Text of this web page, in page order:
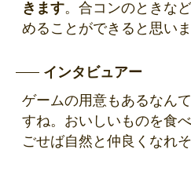
きます。合コンのときな
めることができると思いま
インタビュアー
ゲームの用意もあるなん
すね。おいしいものを食
ごせば自然と仲良くなれそ